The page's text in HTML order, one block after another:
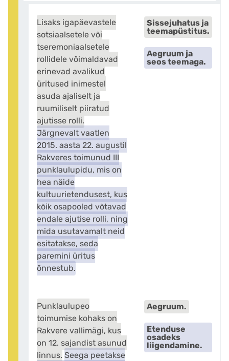
Lisaks igapäevastele
sotsiaalsetele või
tseremoniaalsetele
rollidele võimaldavad
erinevad avalikud
üritused inimestel
asuda ajaliselt ja
ruumiliselt piiratud
ajutisse rolli.
Järgnevalt vaatlen
2015. aasta 22. augustil
Rakveres toimunud III
punklaulupidu, mis on
hea näide
kultuurietendusest, kus
kõik osapooled võtavad
endale ajutise rolli, ning
mida usutavamalt neid
esitatakse, seda
paremini üritus
õnnestub.
Sissejuhatus ja
teemapüstitus.
Aegruum ja
seos teemaga.
Punklaulupeo
toimumise kohaks on
Rakvere vallimägi, kus
on 12. sajandist asunud
linnus. Seega peetakse
Aegruum.
Etenduse
osadeks
liigendamine.